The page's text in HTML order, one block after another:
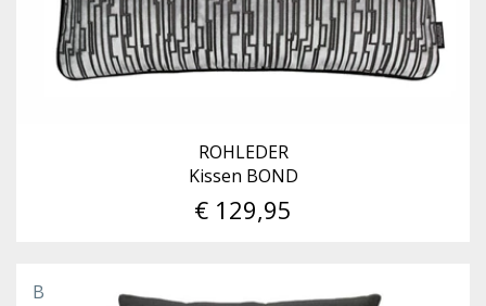
ROHLEDER
Kissen BOND
€ 129,95
B